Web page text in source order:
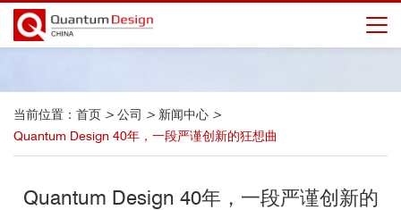
当前位置： 首页 > 公司 > 新闻中心 >
Quantum Design 40年，一段严谨创新的狂想曲
Quantum Design 40年，一段严谨创新的